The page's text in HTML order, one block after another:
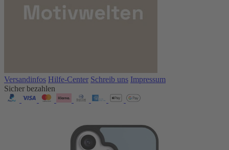
Versandinfos Hilfe-Center Schreib uns Impressum
Sicher bezahlen